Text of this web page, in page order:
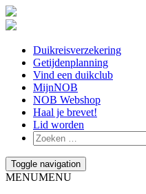
Duikreisverzekering
Getijdenplanning
Vind een duikclub
MijnNOB
NOB Webshop
Haal je brevet!
Lid worden
Toggle navigation
MENUMENU